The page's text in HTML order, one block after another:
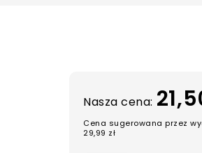
Nasza cena:
Cena sugerowana przez
29,99 zł